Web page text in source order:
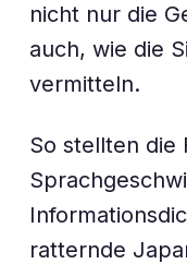
nicht nur die
auch, wie die
vermitteln.
So stellten die
ratternde